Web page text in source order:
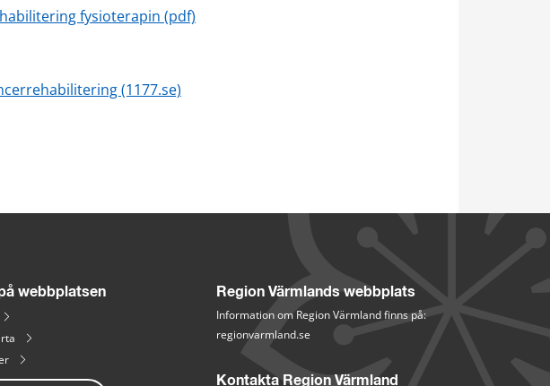
fysioterapin (pdf)
(1177.se)
webbplatsen Region Värmlands webbplats
Information om Region Värmland finns på:
regionvarmland.se
Kontakta Region Värmland